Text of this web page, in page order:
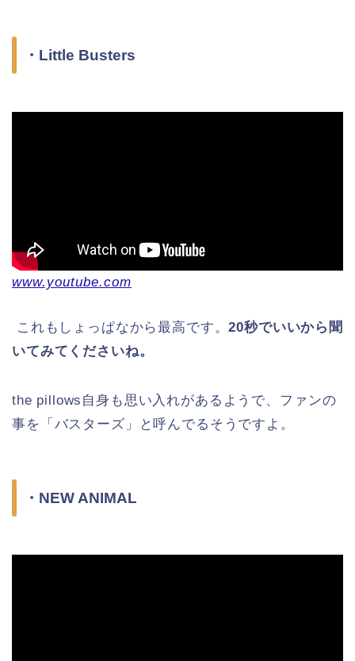
・Little Busters
www.youtube.com
これもしょっぱなから最高です。20秒でいいから聞
いてみてくださいね。
the pillows自身も思い入れがあるようで、ファンの
事を「バスターズ」と呼んでるそうですよ。
・NEW ANIMAL